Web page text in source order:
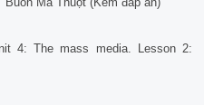
4: The mass media. Lesson 2: